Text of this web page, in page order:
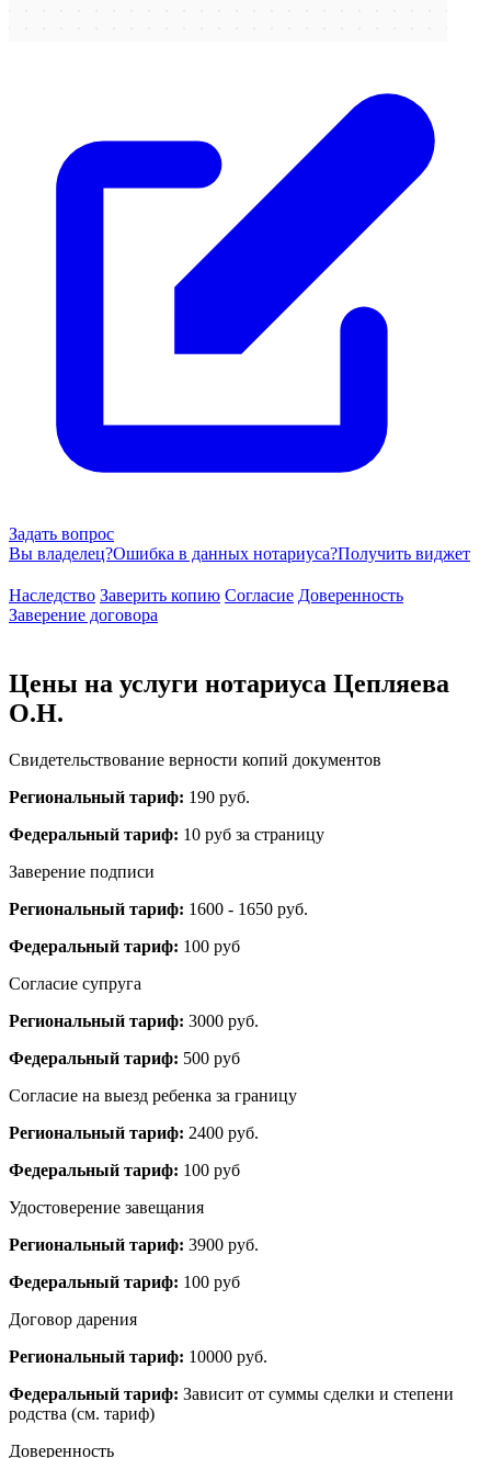
Задать вопрос
Вы владелец?Ошибка в данных нотариуса?Получить виджет
Наследство Заверить копию Согласие Доверенность
Заверение договора
Цены на услуги нотариуса Цепляева
О.Н.
Свидетельствование верности копий документов
Региональный тариф: 190 руб.
Федеральный тариф: 10 руб за страницу
Заверение подписи
Региональный тариф: 1600 - 1650 руб.
Федеральный тариф: 100 руб
Согласие супруга
Региональный тариф: 3000 руб.
Федеральный тариф: 500 руб
Согласие на выезд ребенка за границу
Региональный тариф: 2400 руб.
Федеральный тариф: 100 руб
Удостоверение завещания
Региональный тариф: 3900 руб.
Федеральный тариф: 100 руб
Договор дарения
Региональный тариф: 10000 руб.
Федеральный тариф: Зависит от суммы сделки и степени
родства (см. тариф)
Доверенность